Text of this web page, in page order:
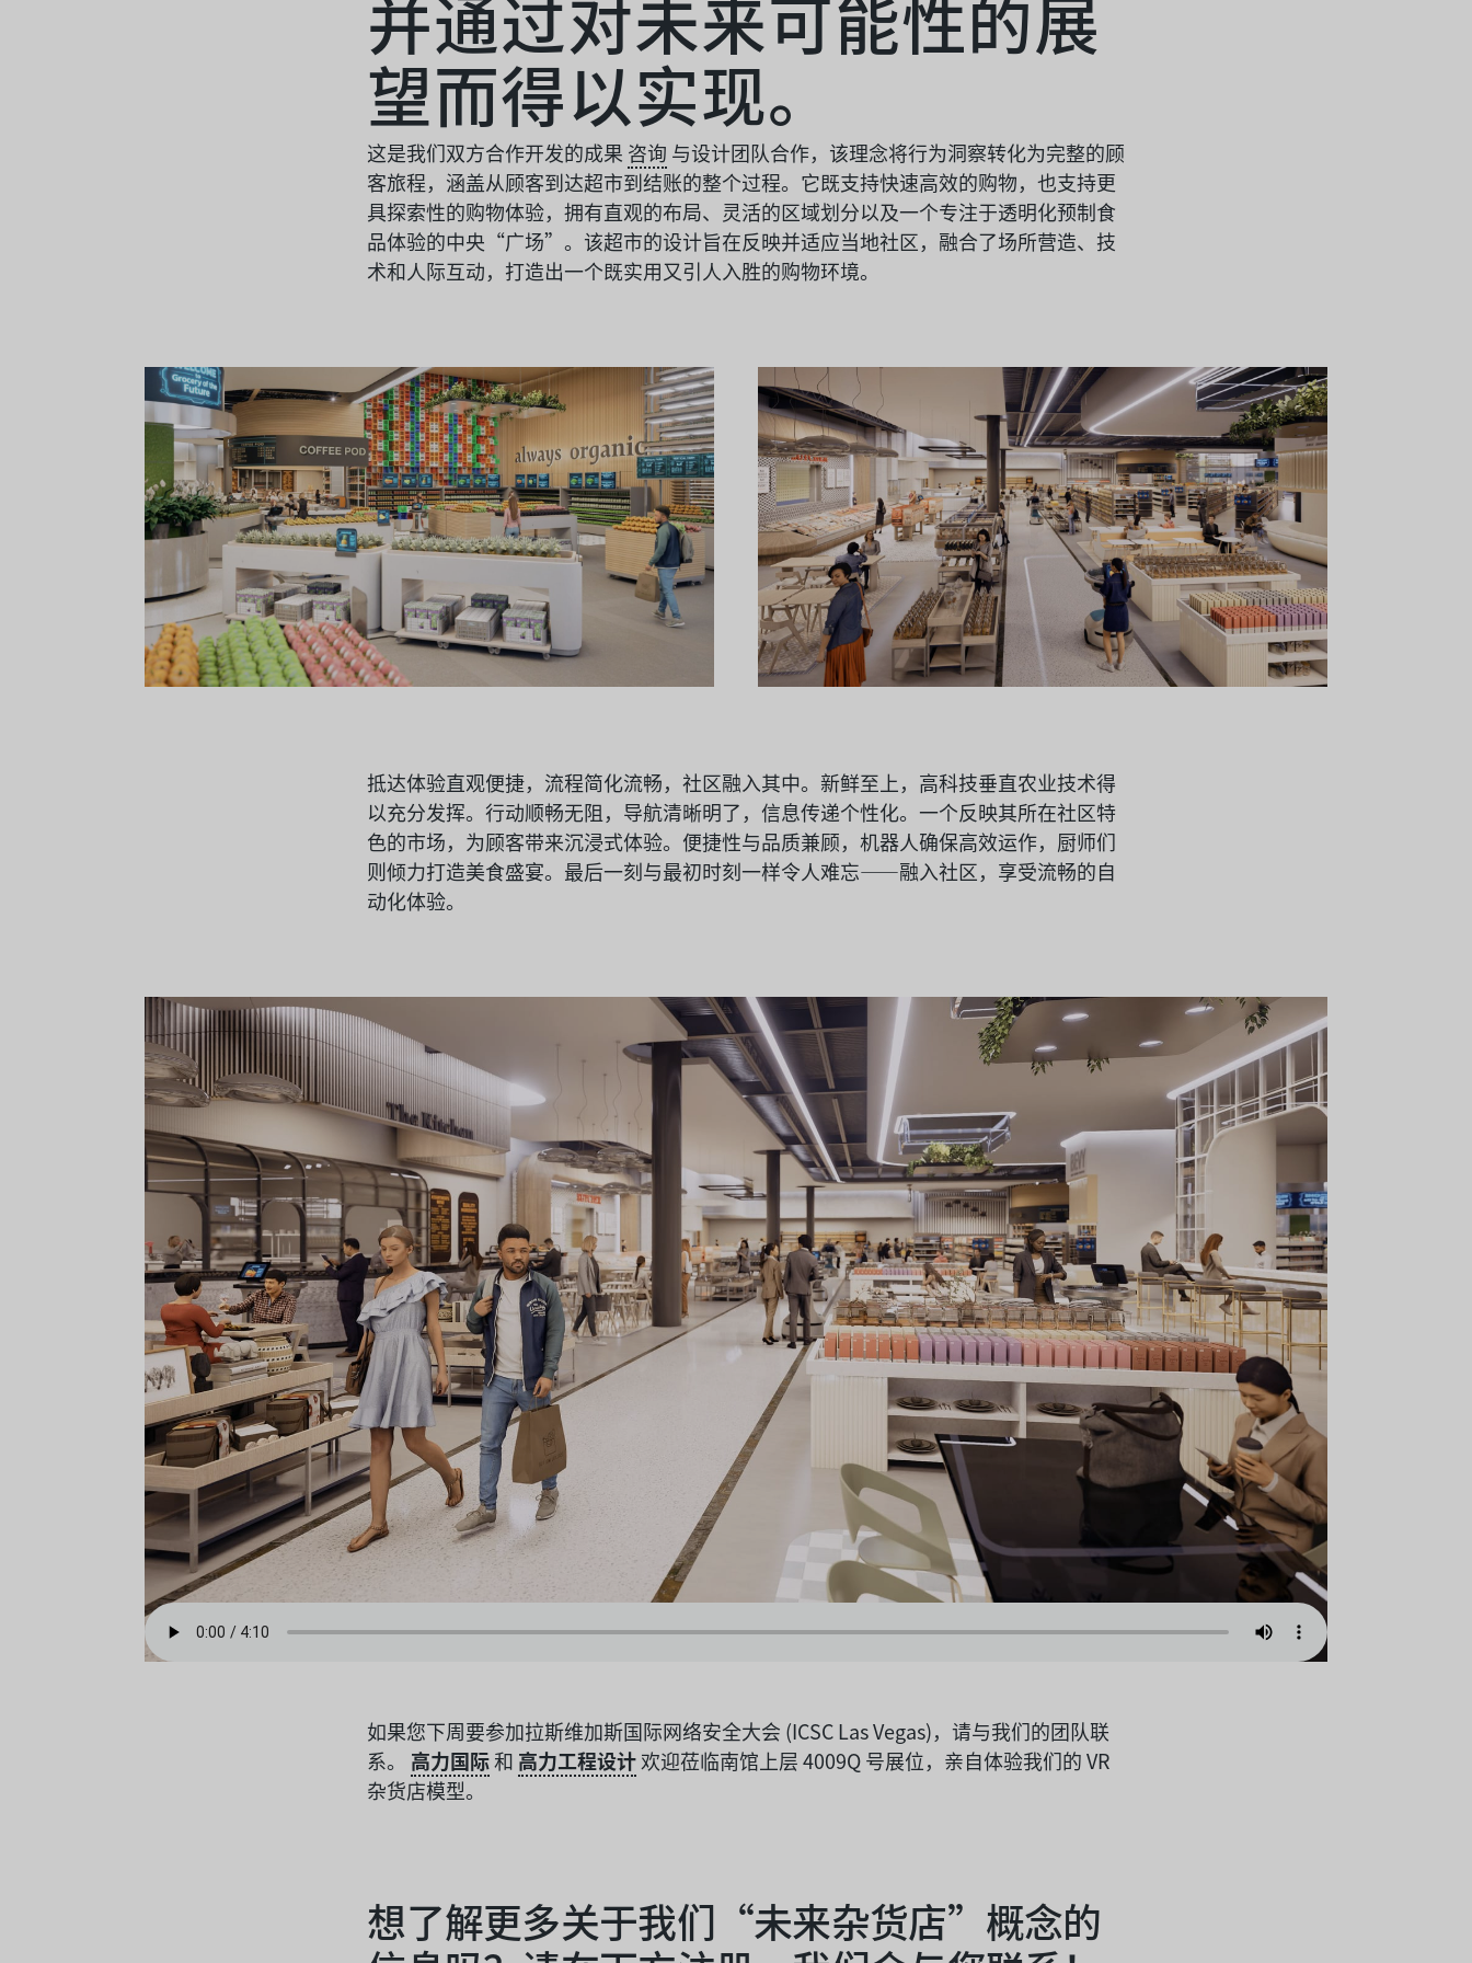
并通过对未来可能性的展
望而得以实现。
这是我们双方合作开发的成果 咨询 与设计团队合作，该理念将行为洞察转化为完整的顾
客旅程，涵盖从顾客到达超市到结账的整个过程。它既支持快速高效的购物，也支持更
具探索性的购物体验，拥有直观的布局、灵活的区域划分以及一个专注于透明化预制食
品体验的中央“广场”。该超市的设计旨在反映并适应当地社区，融合了场所营造、技
术和人际互动，打造出一个既实用又引人入胜的购物环境。
抵达体验直观便捷，流程简化流畅，社区融入其中。新鲜至上，高科技垂直农业技术得
以充分发挥。行动顺畅无阻，导航清晰明了，信息传递个性化。一个反映其所在社区特
色的市场，为顾客带来沉浸式体验。便捷性与品质兼顾，机器人确保高效运作，厨师们
则倾力打造美食盛宴。最后一刻与最初时刻一样令人难忘——融入社区，享受流畅的自
动化体验。
如果您下周要参加拉斯维加斯国际网络安全大会 (ICSC Las Vegas)，请与我们的团队联
系。 高力国际和 高力工程设计欢迎莅临南馆上层 4009Q 号展位，亲自体验我们的 VR
杂货店模型。
想了解更多关于我们“未来杂货店”概念的